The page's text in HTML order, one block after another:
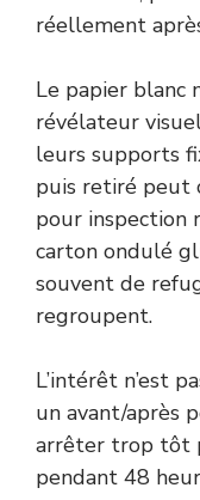
réellement
Le papier blanc
révélateur
leurs supports
puis retiré peut
pour inspection
carton ondulé
souvent de
regroupent.
L’intérêt n’est
un avant/après
arrêter trop tôt
pendant 48